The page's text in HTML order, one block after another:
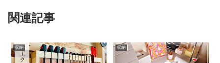
関連記事
収納 収納